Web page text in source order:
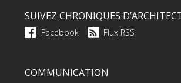
SUIVEZ CHRONIQUES
Facebook Flux RSS
COMMUNICATION